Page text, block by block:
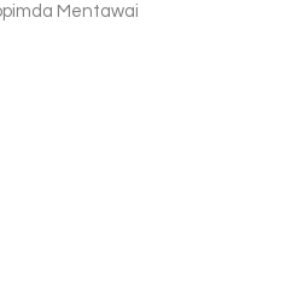
Mentawai